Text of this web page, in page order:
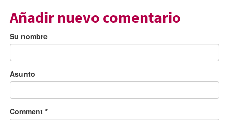
Añadir nuevo comentario
Su nombre
Asunto
Comment *